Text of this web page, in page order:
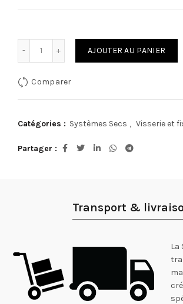
AJOUTER AU PANIER
Comparer
Catégories : Systèmes Secs , Visserie et
Partager
Transport &
La